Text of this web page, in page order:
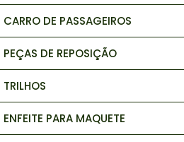
CARRO DE PASSAGEIROS
PEÇAS DE REPOSIÇÃO
TRILHOS
ENFEITE PARA MAQUETE